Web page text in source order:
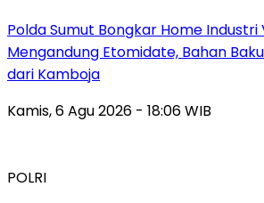
Polda Sumut Bongkar Home Industri
Mengandung Etomidate, Bahan
dari Kamboja
Kamis, 6 Agu 2026 - 18:06 WIB
POLRI